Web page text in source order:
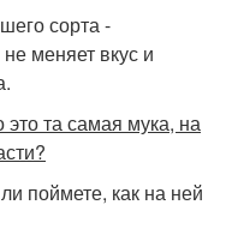
сорта -
меняет вкус и
та самая мука, на
поймете, как на ней